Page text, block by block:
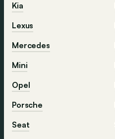
Kia
Lexus
Mercedes
Mini
Opel
Porsche
Seat